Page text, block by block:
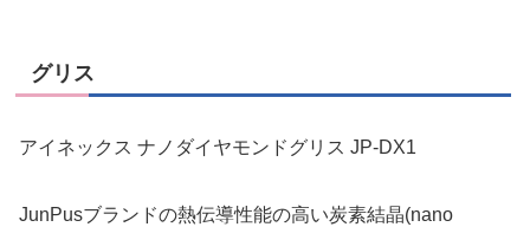
グリス
アイネックス ナノダイヤモンドグリス JP-DX1
JunPusブランドの熱伝導性能の高い炭素結晶(nano